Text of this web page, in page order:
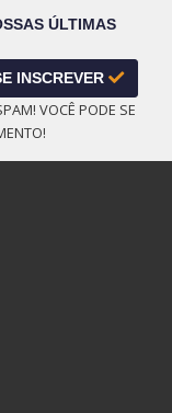
ÚLTIMAS
INSCREVER
VOCÊ PODE SE